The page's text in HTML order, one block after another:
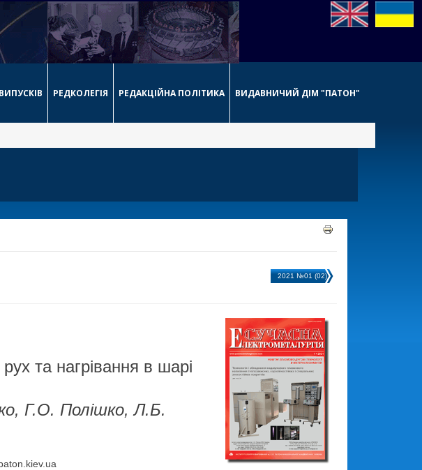
РЕДКОЛЕГІЯ РЕДАКЦІЙНА ПОЛІТИКА ВИДАВНИЧИЙ ДІМ "ПАТОН"
2021 №01 (02)
та нагрівання в шарі
Г.О. Полішко, Л.Б.